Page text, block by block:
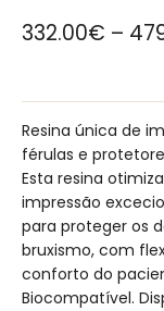
332.00€ –
Resina única de
férulas e
Esta resina
impressão
para proteger os
bruxismo, com
conforto do
Biocompatível.